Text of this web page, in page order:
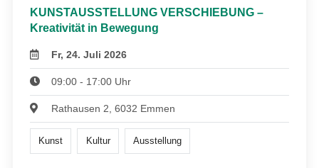
KUNSTAUSSTELLUNG VERSCHIEBUNG –
Kreativität in Bewegung
Fr, 24. Juli 2026
09:00 - 17:00 Uhr
Rathausen 2, 6032 Emmen
Kunst Kultur Ausstellung